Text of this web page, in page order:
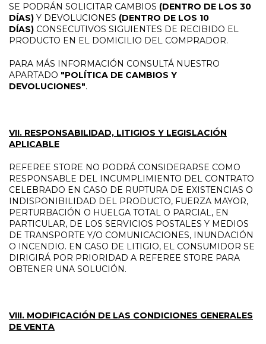
SE PODRÁN SOLICITAR CAMBIOS (DENTRO DE LOS 30
DÍAS) Y DEVOLUCIONES (DENTRO DE LOS 10
DÍAS) CONSECUTIVOS SIGUIENTES DE RECIBIDO EL
PRODUCTO EN EL DOMICILIO DEL COMPRADOR.
PARA MÁS INFORMACIÓN CONSULTÁ NUESTRO
APARTADO "POLÍTICA DE CAMBIOS Y
DEVOLUCIONES".
VII. RESPONSABILIDAD, LITIGIOS Y LEGISLACIÓN
APLICABLE
REFEREE STORE NO PODRÁ CONSIDERARSE COMO
RESPONSABLE DEL INCUMPLIMIENTO DEL CONTRATO
CELEBRADO EN CASO DE RUPTURA DE EXISTENCIAS O
INDISPONIBILIDAD DEL PRODUCTO, FUERZA MAYOR,
PERTURBACIÓN O HUELGA TOTAL O PARCIAL, EN
PARTICULAR, DE LOS SERVICIOS POSTALES Y MEDIOS
DE TRANSPORTE Y/O COMUNICACIONES, INUNDACIÓN
O INCENDIO. EN CASO DE LITIGIO, EL CONSUMIDOR SE
DIRIGIRÁ POR PRIORIDAD A REFEREE STORE PARA
OBTENER UNA SOLUCIÓN.
VIII. MODIFICACIÓN DE LAS CONDICIONES GENERALES
DE VENTA